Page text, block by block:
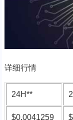
详细行情
24H**
$0.0041259